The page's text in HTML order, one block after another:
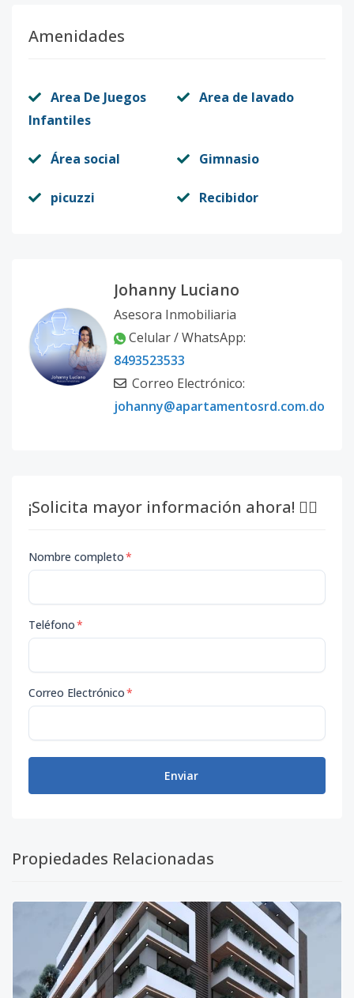
Amenidades
Area De Juegos
Infantiles
Area de lavado
Área social Gimnasio
picuzzi Recibidor
Johanny Luciano
Asesora Inmobiliaria
Celular / WhatsApp:
8493523533
Correo Electrónico:
johanny@apartamentosrd.com.do
¡Solicita mayor información ahora! 👇🏽
Nombre completo*
Teléfono*
Correo Electrónico*
Enviar
Propiedades Relacionadas